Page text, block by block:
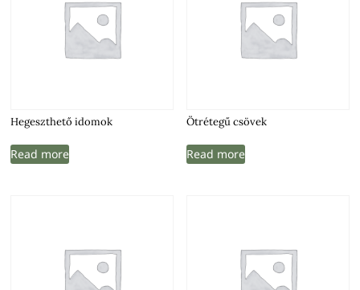
Hegeszthető idomok
Read more
Ötrétegű csövek
Read more